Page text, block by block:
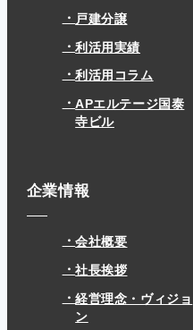
戸建分譲
利活用実績
利活用コラム
APエルテージ国泰
寺ビル
企業情報
会社概要
社長挨拶
経営理念・ヴィジョ
ン